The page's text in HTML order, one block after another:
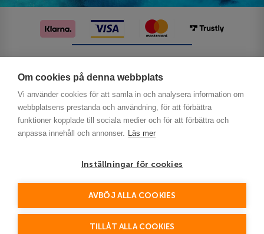
Om cookies på denna webbplats
Vi använder cookies för att samla in och analysera information om
webbplatsens prestanda och användning, för att förbättra
funktioner kopplade till sociala medier och för att förbättra och
anpassa innehåll och annonser. Läs mer
Inställningar för cookies
AVBÖJ ALLA COOKIES
TILLÅT ALLA COOKIES
This site is protected by reCAPTCHA and the Google
Policy and Terms of Service apply.